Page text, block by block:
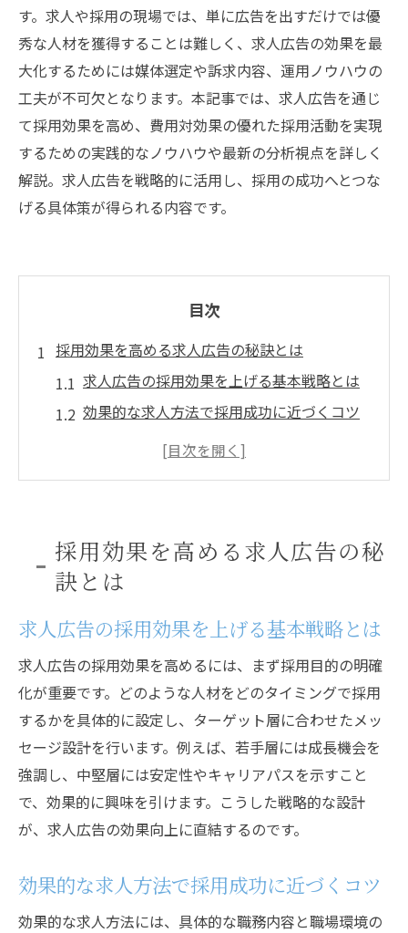
す。求人や採用の現場では、単に広告を出すだけでは優
秀な人材を獲得することは難しく、求人広告の効果を最
大化するためには媒体選定や訴求内容、運用ノウハウの
工夫が不可欠となります。本記事では、求人広告を通じ
て採用効果を高め、費用対効果の優れた採用活動を実現
するための実践的なノウハウや最新の分析視点を詳しく
解説。求人広告を戦略的に活用し、採用の成功へとつな
げる具体策が得られる内容です。
目次
採用効果を高める求人広告の秘訣とは
求人広告の採用効果を上げる基本戦略とは
効果的な求人方法で採用成功に近づくコツ
求人と採用効果に直結する媒体選びの考え
求人と採用効果の関係を深く理解する視点
求人の費用対効果を最大化する実践法
求人広告の費用対効果を高める採用ノウハ
採用コスト削減と効果的な求人戦略の両立
法
求人と採用効果の費用対効果を算出する手
順
効果的な求人施策で費用対効果を最大化す
る
採用活動で費用対効果を上げる実践アイデ
ア
採用効果を高める求人広告の秘
訣とは
求人広告の採用効果を上げる基本戦略とは
求人広告の採用効果を高めるには、まず採用目的の明確
化が重要です。どのような人材をどのタイミングで採用
するかを具体的に設定し、ターゲット層に合わせたメッ
セージ設計を行います。例えば、若手層には成長機会を
強調し、中堅層には安定性やキャリアパスを示すこと
で、効果的に興味を引けます。こうした戦略的な設計
が、求人広告の効果向上に直結するのです。
効果的な求人方法で採用成功に近づくコツ
効果的な求人方法には、具体的な職務内容と職場環境の